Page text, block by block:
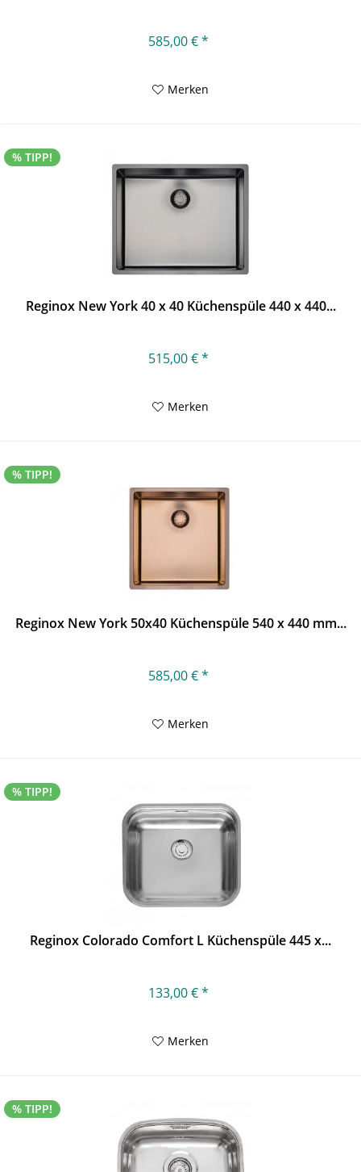
585,00 € *
Merken
% TIPP!
Reginox New York 40 x 40 Küchenspüle 440 x 440...
515,00 € *
Merken
% TIPP!
Reginox New York 50x40 Küchenspüle 540 x 440 mm...
585,00 € *
Merken
% TIPP!
Reginox Colorado Comfort L Küchenspüle 445 x...
133,00 € *
Merken
% TIPP!